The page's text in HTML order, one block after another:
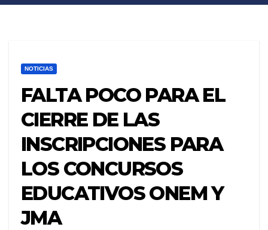
NOTICIAS
FALTA POCO PARA EL
CIERRE DE LAS
INSCRIPCIONES PARA
LOS CONCURSOS
EDUCATIVOS ONEM Y
JMA